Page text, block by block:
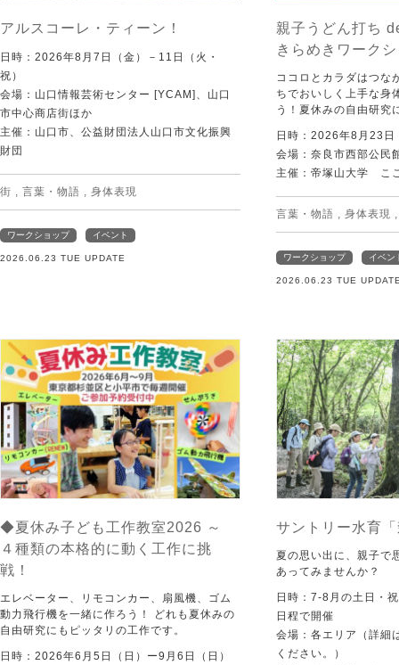
アルスコーレ・ティーン！
日時：2026年8月7日（金）－11日（火・
祝）
会場：山口情報芸術センター [YCAM]、山口
市中心商店街ほか
主催：山口市、公益財団法人山口市文化振興
財団
街 , 言葉・物語 , 身体表現
ワークショップ イベント
2026.06.23 TUE UPDATE
親子うどん打ち
きらめきワーク
ココロとカラダはつな
ちでおいしく上手な身
う！夏休みの自由研究
日時：2026年8月23日
会場：奈良市西部公民
主催：帝塚山大学 こ
言葉・物語 , 身体表現
ワークショップ イベン
2026.06.23 TUE
◆夏休み子ども工作教室2026 ～
４種類の本格的に動く工作に挑
戦！
エレベーター、リモコンカー、扇風機、ゴム
動力飛行機を一緒に作ろう！ どれも夏休みの
自由研究にもピッタリの工作です。
日時：2026年6月5日（日）ー9月6日（日）
サントリー水育
夏の思い出に、親子で
あってみませんか？
日時：7-8月の土日・
日程で開催
会場：各エリア（詳細
ください。）